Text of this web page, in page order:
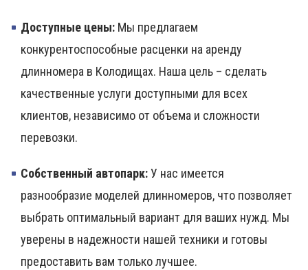
Доступные цены: Мы предлагаем
конкурентоспособные расценки на аренду
длинномера в Колодищах. Наша цель – сделать
качественные услуги доступными для всех
клиентов, независимо от объема и сложности
перевозки.
Собственный автопарк:У нас имеется
разнообразие моделей длинномеров, что позволяет
выбрать оптимальный вариант для ваших нужд. Мы
уверены в надежности нашей техники и готовы
предоставить вам только лучшее.